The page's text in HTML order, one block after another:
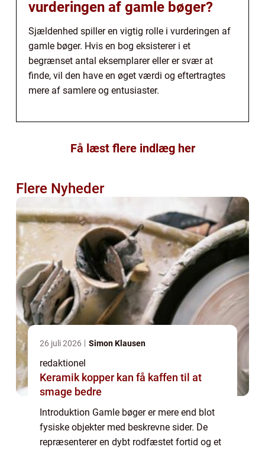
vurderingen af gamle bøger?
Sjældenhed spiller en vigtig rolle i vurderingen af
gamle bøger. Hvis en bog eksisterer i et
begrænset antal eksemplarer eller er svær at
finde, vil den have en øget værdi og eftertragtes
mere af samlere og entusiaster.
Få læst flere indlæg her
Flere Nyheder
26 juli 2026 Simon Klausen
redaktionel
Keramik kopper kan få kaffen til at
smage bedre
Introduktion Gamle bøger er mere end blot
fysiske objekter med beskrevne sider. De
repræsenterer en dybt rodfæstet fortid og et